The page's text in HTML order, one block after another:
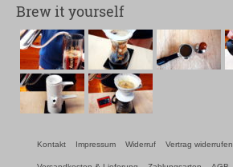
Brew it yourself
Kontakt Impressum Widerruf Vertrag widerrufen